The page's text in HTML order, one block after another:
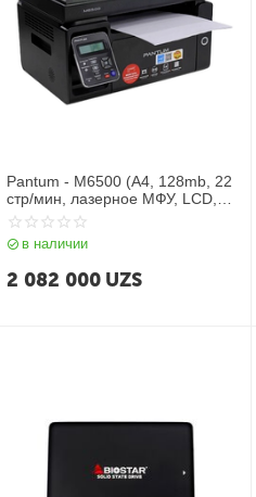
Pantum - M6500 (A4, 128mb, 22
стр/мин, лазерное МФУ, LCD,
USB2.0)
в наличии
2 082 000 UZS